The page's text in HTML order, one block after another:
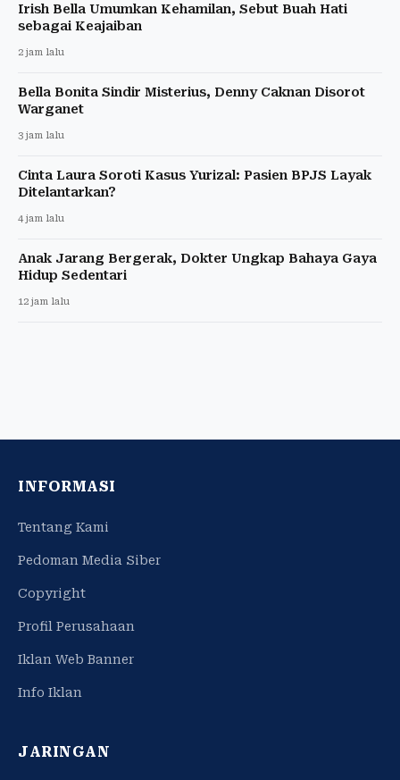
Irish Bella Umumkan Kehamilan, Sebut Buah Hati
sebagai Keajaiban
2 jam lalu
Bella Bonita Sindir Misterius, Denny Caknan Disorot
Warganet
3 jam lalu
Cinta Laura Soroti Kasus Yurizal: Pasien BPJS Layak
Ditelantarkan?
4 jam lalu
Anak Jarang Bergerak, Dokter Ungkap Bahaya Gaya
Hidup Sedentari
12 jam lalu
INFORMASI
Tentang Kami
Pedoman Media Siber
Copyright
Profil Perusahaan
Iklan Web Banner
Info Iklan
JARINGAN